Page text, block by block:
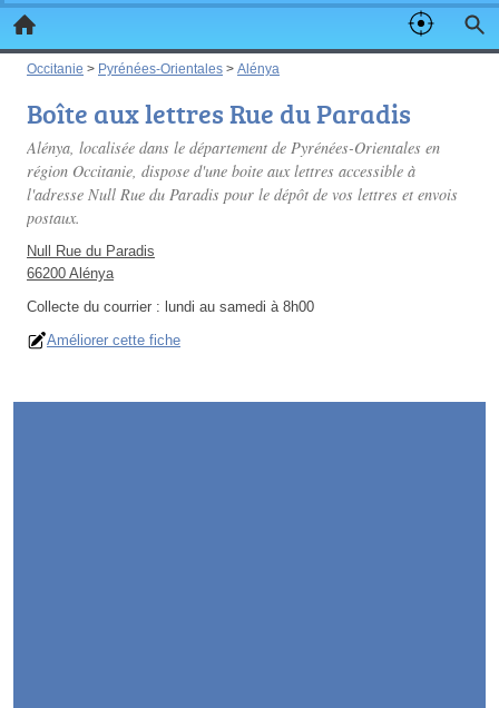
Occitanie > Pyrénées-Orientales > Alénya
Boîte aux lettres Rue du Paradis
Alénya, localisée dans le département de Pyrénées-Orientales en
région Occitanie, dispose d'une boite aux lettres accessible à
l'adresse Null Rue du Paradis pour le dépôt de vos lettres et envois
postaux.
Null Rue du Paradis
66200 Alénya
Collecte du courrier : lundi au samedi à 8h00
Améliorer cette fiche